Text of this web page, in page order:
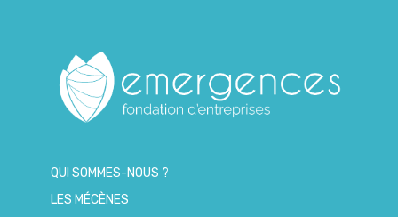
QUI SOMMES-NOUS ?
LES MÉCÈNES